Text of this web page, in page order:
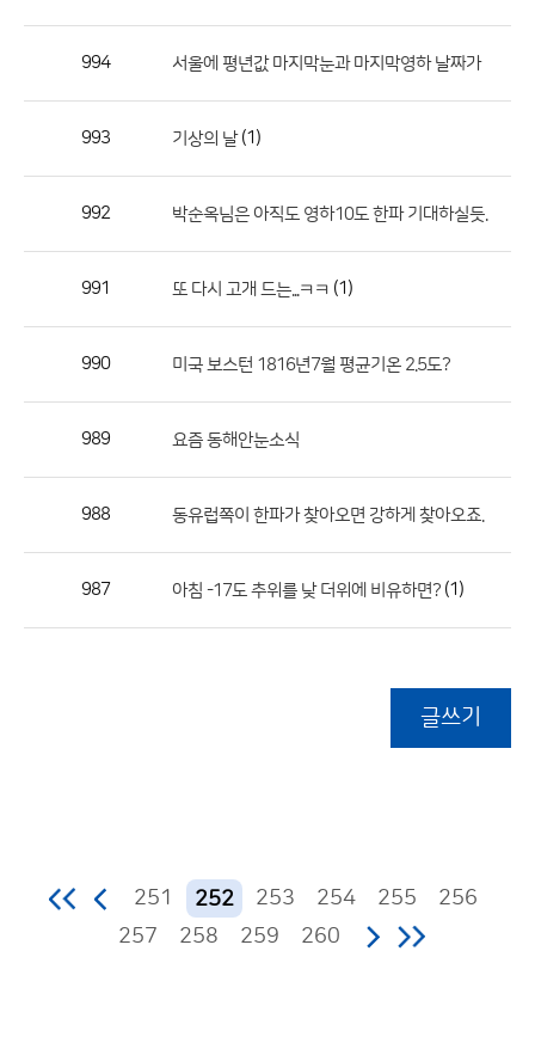
록
공
994 서울에 평년값 마지막눈과 마지막영하 날짜가
993 기상의 날(1)
992 박순옥님은 아직도 영하10도 한파 기대하실듯.
991 또 다시 고개 드는...ㅋㅋ (1)
990 미국 보스턴 1816년7월 평균기온 2.5도?
989 요즘 동해안눈소식
988 동유럽쪽이 한파가 찾아오면 강하게 찾아오죠.
987 아침 -17도 추위를 낮 더위에 비유하면? (1)
글쓰기
251 252 253 254 255
256
257
258 259 260